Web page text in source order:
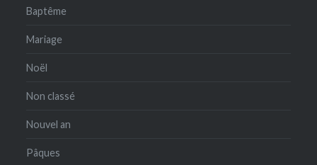
Baptême
Mariage
Noël
Non classé
Nouvel an
Pâques